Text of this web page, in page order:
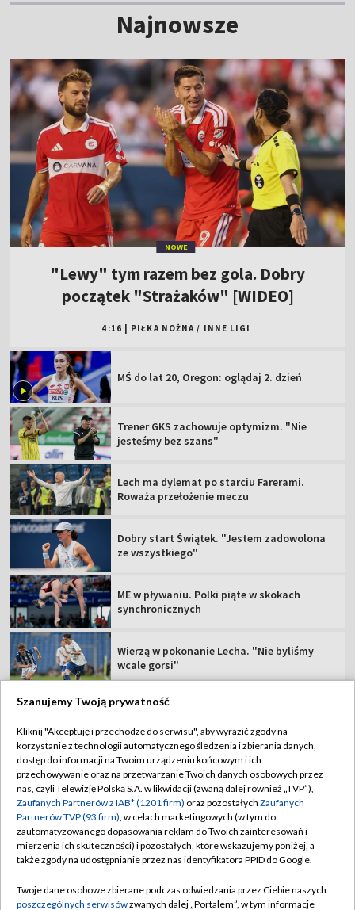
Najnowsze
NOWE
"Lewy" tym razem bez gola. Dobry
początek "Strażaków" [WIDEO]
4:16 PIŁKA NOŻNA / INNE LIGI
MŚ do lat 20, Oregon: oglądaj 2. dzień
Trener GKS zachowuje optymizm. "Nie
jesteśmy bez szans"
Lech ma dylemat po starciu Farerami.
Roważa przełożenie meczu
Dobry start Świątek. "Jestem zadowolona
ze wszystkiego"
ME w pływaniu. Polki piąte w skokach
synchronicznych
Wierzą w pokonanie Lecha. "Nie byliśmy
wcale gorsi"
TVP
Abonament TVP
Sklep TVP
Biuro Reklamy
Oferta Handlowa
Emisja w TVP
Regulamin TVP
Polityka prywatności
Moje zgody
Biuro reklamy
Szanujemy Twoją prywatność
Kliknij "Akceptuję i przechodzę do serwisu", aby wyrazić zgody na
korzystanie z technologii automatycznego śledzenia i zbierania danych,
dostęp do informacji na Twoim urządzeniu końcowym i ich
przechowywanie oraz na przetwarzanie Twoich danych osobowych przez
nas, czyli Telewizję Polską S.A. w likwidacji (zwaną dalej również „TVP”),
Zaufanych Partnerów z IAB* (1201 firm) oraz pozostałych Zaufanych
Partnerów TVP (93 firm), w celach marketingowych (w tym do
zautomatyzowanego dopasowania reklam do Twoich zainteresowań i
mierzenia ich skuteczności) i pozostałych, które wskazujemy poniżej, a
także zgody na udostępnianie przez nas identyfikatora PPID do Google.
Twoje dane osobowe zbierane podczas odwiedzania przez Ciebie naszych
poszczególnych serwisówzwanych dalej „Portalem”, w tym informacje